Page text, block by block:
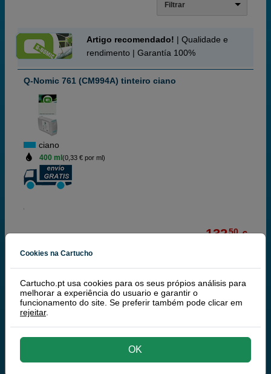
Filtrar
Artigo recomendado! | Qualidade e
rendimento | Garantía 100%
Q-Nomic 761 (CM994A) tinteiro ciano
ciano
400 ml (0,33 € por ml)
132,50 €
comprar >
HP 761 DesignJet tinteiro ciano,400ml 3-pack
Cookies na Cartucho
Cartucho.pt usa cookies para os seus própios análisis para
melhorar a experiência do usuario e garantir o
funcionamento do site. Se preferir também pode clicar em
rejeitar.
OK